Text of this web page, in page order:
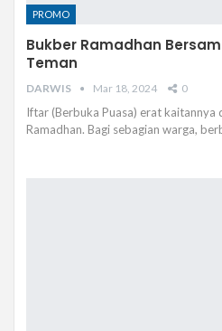
PROMO
Bukber Ramadhan
Teman
DARWIS Mar 18, 2024 0
Iftar (Berbuka Puasa) erat kaitannya
Ramadhan. Bagi sebagian warga,